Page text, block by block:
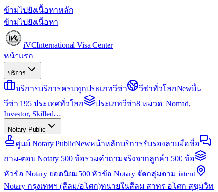
ข้ามไปยังเนื้อหาหลัก
ข้ามไปยังเนื้อหา
iVCInternational Visa Center
หน้าแรก
บริการ
บริการบริการครบทุกประเภทวีซ่า วีซ่าทั่วโลกNewยื่น
วีซ่า 195 ประเทศทั่วโลก
ประเภทวีซ่า8 หมวด: Nomad,
Investor, Skilled…
Notary Public
ศูนย์ Notary PublicNewหน้าหลักบริการรับรองลายมือชื่อ
ถาม-ตอบ Notary 500 ข้อรวมคำถามจริงจากลูกค้า 500 ข้อ
หัวข้อ Notary ยอดนิยม500 หัวข้อ Notary จัดกลุ่มตาม intent
Notary กรุงเทพฯ (สีลม/อโศก)ทนายในสีลม สาทร อโศก สุขุมวิท